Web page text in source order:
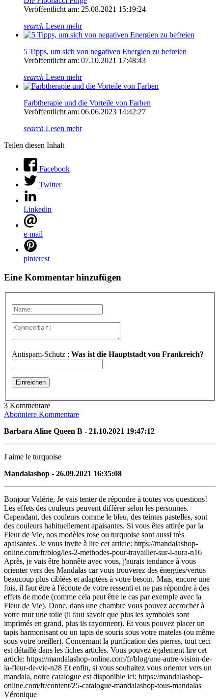
Veröffentlicht am: 25.08.2021 15:19:24
search Lesen mehr
5 Tipps, um sich von negativen Energien zu befreien
Veröffentlicht am: 07.10.2021 17:48:43
search Lesen mehr
Farbtherapie und die Vorteile von Farben
Veröffentlicht am: 06.06.2023 14:42:27
search Lesen mehr
Teilen diesen Inhalt
Facebook
Twitter
Linkedin
e-mail
pinterest
Eine Kommentar hinzufügen
Antispam-Schutz : Was ist die Hauptstadt von Frankreich?
3 Kommentare
Abonniere Kommentare
Barbara Aline Queen B - 21.10.2021 19:47:12
J aime le turquoise
Mandalashop - 26.09.2021 16:35:08
Bonjour Valérie, Je vais tenter de répondre à toutes vos questions!
Les effets des couleurs peuvent différer selon les personnes.
Cependant, des couleurs comme le bleu, des teintes pastelles, sont
des couleurs habituellement apaisantes. Si vous êtes attirée par la
Fleur de Vie, nos modèles rose ou turquoise sont aussi très
apaisantes. Je vous invite à lire cet article: https://mandalashop-
online.com/fr/blog/les-2-methodes-pour-travailler-sur-l-aura-n16
Après, je vais être honnête avec vous, j'aurais tendance à vous
orienter vers des Mandalas car vous trouverez des énergies/vertus
beaucoup plus ciblées et adaptées à votre besoin. Mais, encore une
fois, il faut être à l'écoute de votre ressenti et ne pas répondre à des
effets de mode (comme cela peut être le cas par exemple avec la
Fleur de Vie). Donc, dans une chambre vous pouvez accrocher à
votre mur une toile (il faut savoir que plus les symboles sont
imprimés en grand, plus ils rayonnent). Et vous pouvez placer un
tapis harmonisant ou un tapis de souris sous votre matelas (ou même
sous votre oreiller). Concernant la purification des pierres, tout ceci
est détaillé dans les fiches articles. Vous pouvez également lire cet
article: https://mandalashop-online.com/fr/blog/une-autre-vision-de-
la-fleur-de-vie-n28 Et enfin, si vous souhaitez vous orienter vers un
mandala, notre catalogue est disponible ici: https://mandalashop-
online.com/fr/content/25-catalogue-mandalashop-tous-mandalas
Véronique